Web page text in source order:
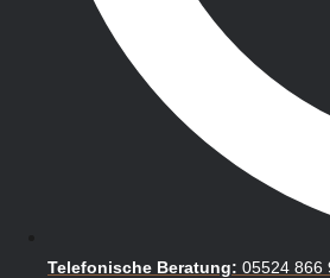
Telefonische Beratung: 05524 866